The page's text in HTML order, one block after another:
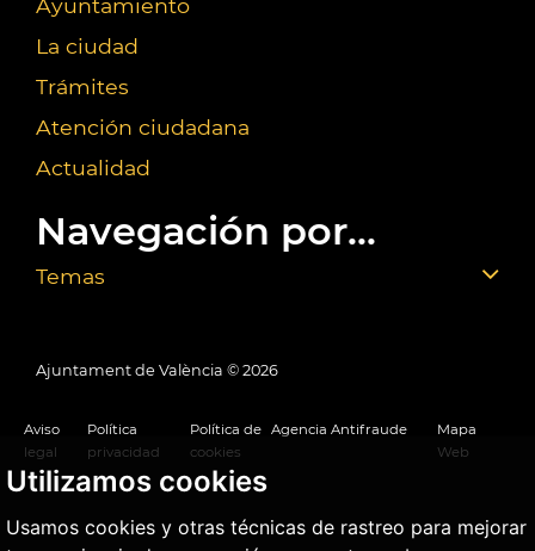
Utilizamos cookies
Usamos cookies y otras técnicas de rastreo para mejorar
Ayuntamiento
La ciudad
Trámites
Atención ciudadana
Actualidad
Navegación por...
Temas
Ajuntament de València © 2026
Aviso
legal
Política
privacidad
Política de
cookies
Agencia Antifraude
Mapa
Web